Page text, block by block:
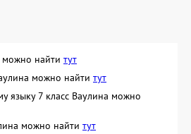
можно найти тут
можно найти тут
языку 7 класс Ваулина можно
можно найти тут